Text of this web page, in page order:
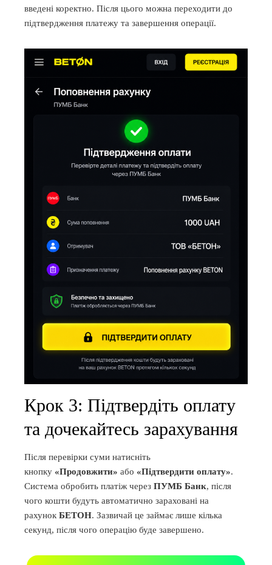
введені коректно. Після цього можна переходити до
підтвердження платежу та завершення операції.
Крок 3: Підтвердіть оплату
та дочекайтесь зарахування
Після перевірки суми натисніть
кнопку «Продовжити» або «Підтвердити оплату».
Система обробить платіж через ПУМБ Банк, після
чого кошти будуть автоматично зараховані на
рахунок БЕТОН. Зазвичай це займає лише кілька
секунд, після чого операцію буде завершено.